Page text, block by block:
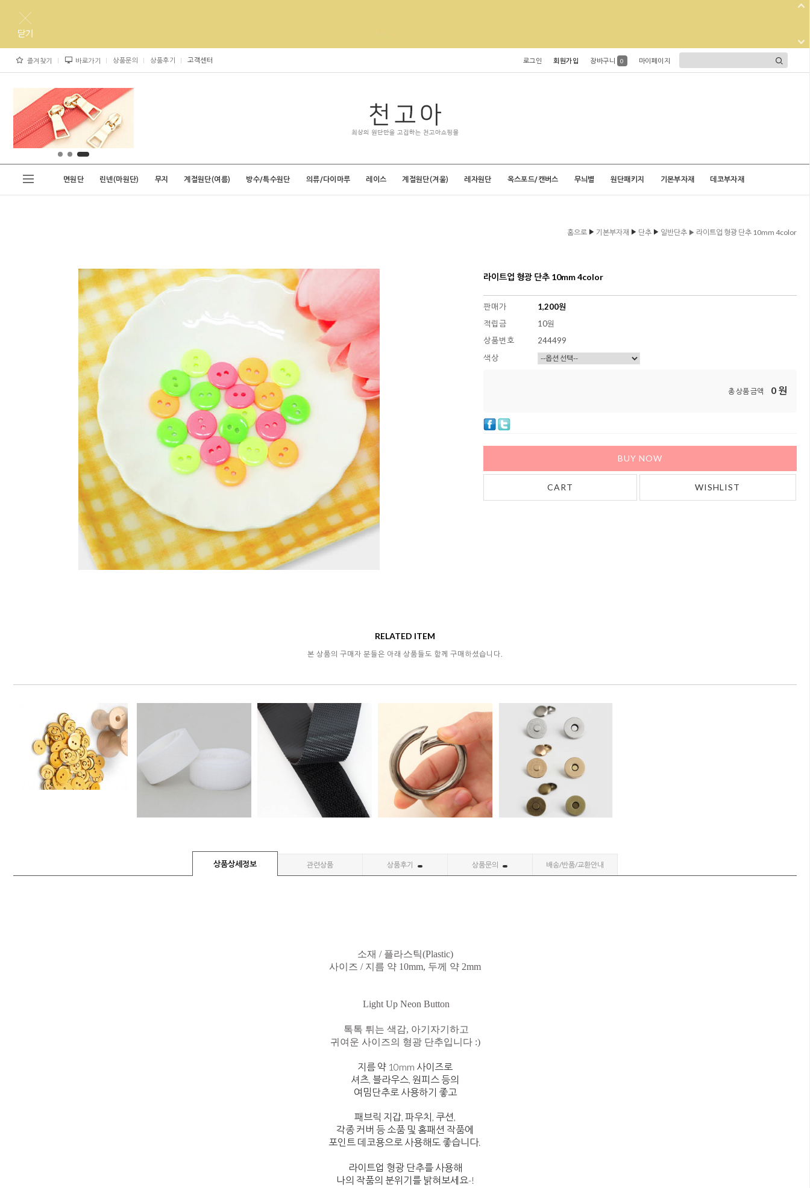
즐겨찾기 바로가기 상품문의 상품후기 고객센터 로그인 회원가입 장바구니 0 마이페이지
면원단 린넨(마원단) 무지 계절원단(여름) 방수/특수원단 의류/다이마루 레이스 계절원단(겨울) 레자원단 옥스포드/캔버스 무늬별 원단패키지 기본부자재 데코부자재
홈으로 ▶ 기본부자재 ▶ 단추 ▶ 일반단추 ▶ 라이트업 형광 단추 10mm 4color
라이트업 형광 단추 10mm 4color
판매가 1,200원
적립금
10원
상품번호
244499
색상
총 상품 금액 0 원
BUY NOW
CART WISHLIST
RELATED ITEM
본 상품의 구매자 분들은 아래 상품들도 함께 구매하셨습니다.
상품상세정보 관련상품 상품후기 상품문의 배송/반품/교환안내
소재 / 플라스틱(Plastic)
사이즈 / 지름 약 10mm, 두께 약 2mm
Light Up Neon Button
톡톡 튀는 색감, 아기자기하고
귀여운 사이즈의 형광 단추입니다 :)
지름 약 10mm 사이즈로
셔츠, 블라우스, 원피스 등의
여밈단추로 사용하기 좋고
패브릭 지갑, 파우치, 쿠션,
각종 커버 등 소품 및 홈패션 작품에
포인트 데코용으로 사용해도 좋습니다.
라이트업 형광 단추를 사용해
나의 작품의 분위기를 밝혀보세요-!